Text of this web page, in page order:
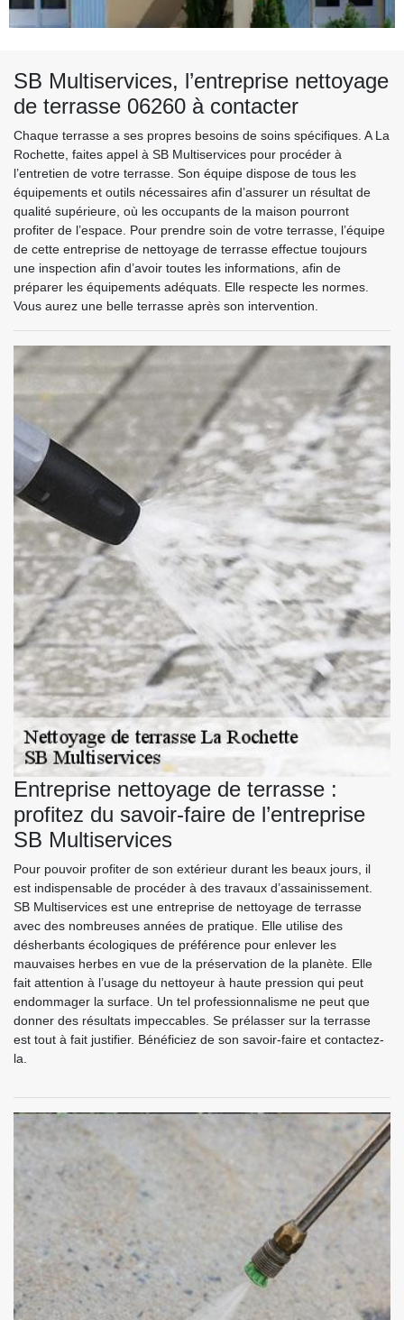
SB Multiservices, l’entreprise nettoyage
de terrasse 06260 à contacter
Chaque terrasse a ses propres besoins de soins spécifiques. A La
Rochette, faites appel à SB Multiservices pour procéder à
l’entretien de votre terrasse. Son équipe dispose de tous les
équipements et outils nécessaires afin d’assurer un résultat de
qualité supérieure, où les occupants de la maison pourront
profiter de l’espace. Pour prendre soin de votre terrasse, l’équipe
de cette entreprise de nettoyage de terrasse effectue toujours
une inspection afin d’avoir toutes les informations, afin de
préparer les équipements adéquats. Elle respecte les normes.
Vous aurez une belle terrasse après son intervention.
Entreprise nettoyage de terrasse :
profitez du savoir-faire de l’entreprise
SB Multiservices
Pour pouvoir profiter de son extérieur durant les beaux jours, il
est indispensable de procéder à des travaux d’assainissement.
SB Multiservices est une entreprise de nettoyage de terrasse
avec des nombreuses années de pratique. Elle utilise des
désherbants écologiques de préférence pour enlever les
mauvaises herbes en vue de la préservation de la planète. Elle
fait attention à l’usage du nettoyeur à haute pression qui peut
endommager la surface. Un tel professionnalisme ne peut que
donner des résultats impeccables. Se prélasser sur la terrasse
est tout à fait justifier. Bénéficiez de son savoir-faire et contactez-
la.